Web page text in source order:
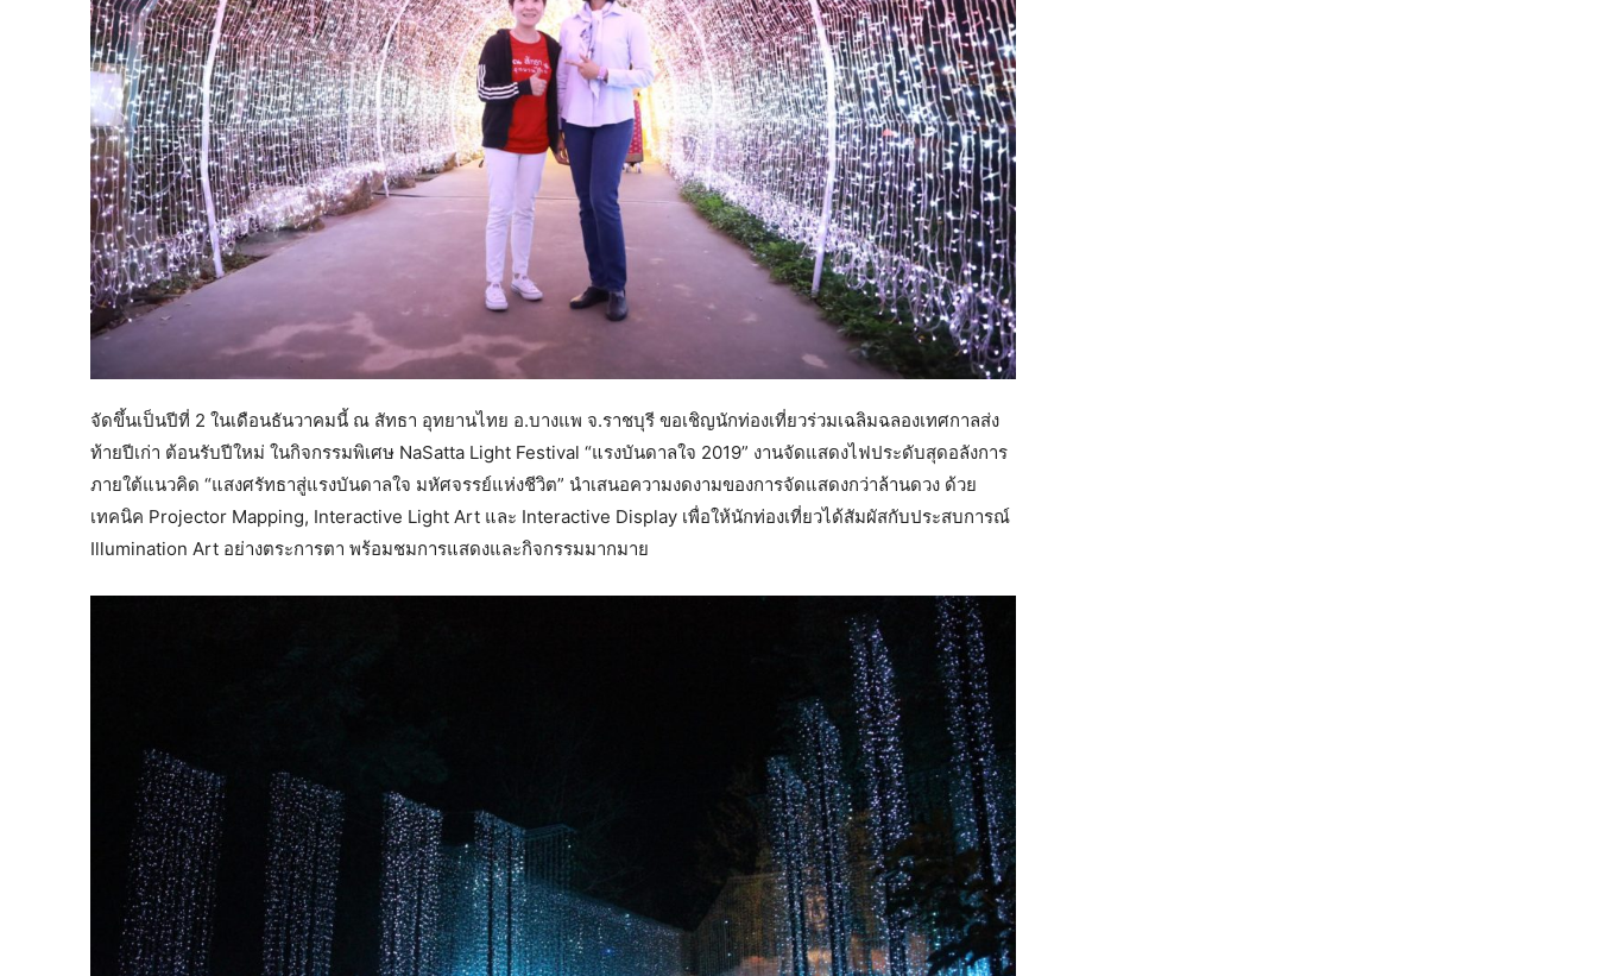
จัดขึ้นเป็นปีที่ 2 ในเดือนธันวาคมนี้ ณ สัทธา อุทยานไทย อ.บางแพ จ.ราชบุรี ขอเชิญนักท่องเที่ยวร่วมเฉลิมฉลองเทศกาลส่ง
ท้ายปีเก่า ต้อนรับปีใหม่ ในกิจกรรมพิเศษ NaSatta Light Festival “แรงบันดาลใจ 2019” งานจัดแสดงไฟประดับสุดอลังการ
ภายใต้แนวคิด “แสงศรัทธาสู่แรงบันดาลใจ มหัศจรรย์แห่งชีวิต” นำเสนอความงดงามของการจัดแสดงกว่าล้านดวง ด้วย
เทคนิค Projector Mapping, Interactive Light Art และ Interactive Display เพื่อให้นักท่องเที่ยวได้สัมผัสกับประสบการณ์
Illumination Art อย่างตระการตา พร้อมชมการแสดงและกิจกรรมมากมาย